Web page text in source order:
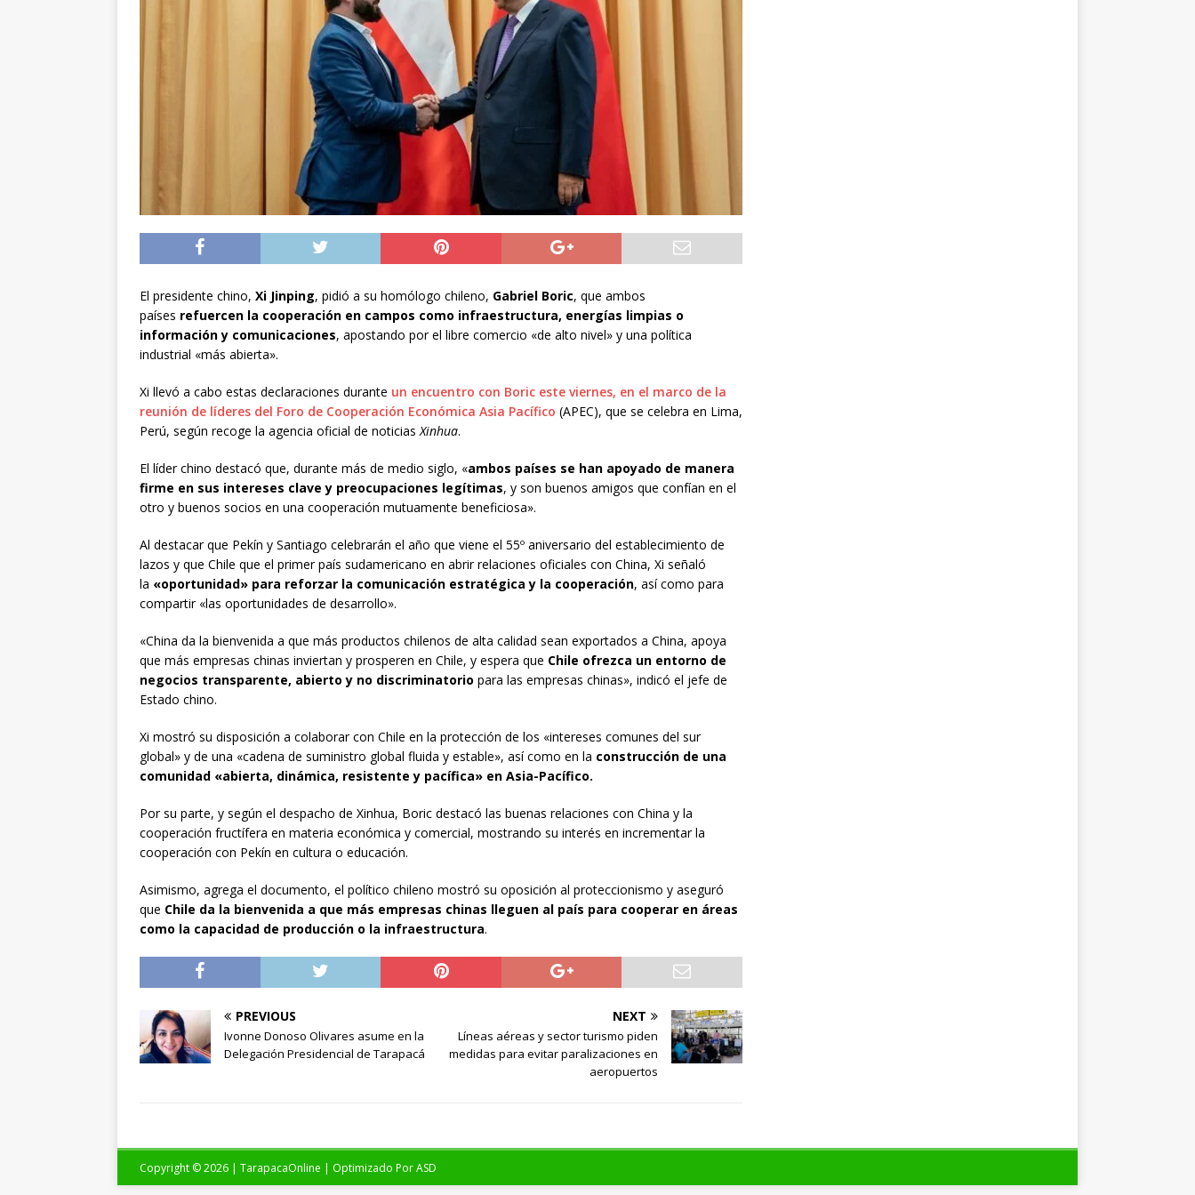
[ 04/08/2026 ] Ministros de la Unión Europea acuerdan reforzar fronteras, retornos y
sistema de alerta temprana tras la crisis en Ceuta
INTERNACIONAL
[ 04/08/2026 ] Precio del cobre alcanzó un nuevo máximo histórico
NACIONAL
[ 05/08/2026 ] Sueldos millonarios en el Gobierno: 46 funcionarios de
superintendencias ganan igual o más que el presidente Kast
DEPORTES
El presidente chino, Xi Jinping, pidió a su homólogo chileno, Gabriel Boric, que ambos
países refuercen la cooperación en campos como infraestructura, energías limpias o
información y comunicaciones, apostando por el libre comercio «de alto nivel» y una política
industrial «más abierta».
Xi llevó a cabo estas declaraciones durante un encuentro con Boric este viernes, en el marco de la
reunión de líderes del Foro de Cooperación Económica Asia Pacífico (APEC), que se celebra en Lima,
Perú, según recoge la agencia oficial de noticias Xinhua.
El líder chino destacó que, durante más de medio siglo, «ambos países se han apoyado de manera
firme en sus intereses clave y preocupaciones legítimas, y son buenos amigos que confían en el
otro y buenos socios en una cooperación mutuamente beneficiosa».
Al destacar que Pekín y Santiago celebrarán el año que viene el 55º aniversario del establecimiento de
lazos y que Chile que el primer país sudamericano en abrir relaciones oficiales con China, Xi señaló
la «oportunidad» para reforzar la comunicación estratégica y la cooperación, así como para
compartir «las oportunidades de desarrollo».
«China da la bienvenida a que más productos chilenos de alta calidad sean exportados a China, apoya
que más empresas chinas inviertan y prosperen en Chile, y espera que Chile ofrezca un entorno de
negocios transparente, abierto y no discriminatorio para las empresas chinas», indicó el jefe de
Estado chino.
Xi mostró su disposición a colaborar con Chile en la protección de los «intereses comunes del sur
global» y de una «cadena de suministro global fluida y estable», así como en la construcción de una
comunidad «abierta, dinámica, resistente y pacífica» en Asia-Pacífico.
Por su parte, y según el despacho de Xinhua, Boric destacó las buenas relaciones con China y la
cooperación fructífera en materia económica y comercial, mostrando su interés en incrementar la
cooperación con Pekín en cultura o educación.
Asimismo, agrega el documento, el político chileno mostró su oposición al proteccionismo y aseguró
que Chile da la bienvenida a que más empresas chinas lleguen al país para cooperar en áreas
como la capacidad de producción o la infraestructura.
PREVIOUS
Ivonne Donoso Olivares asume en la
Delegación Presidencial de Tarapacá
NEXT
Líneas aéreas y sector turismo piden
medidas para evitar paralizaciones en
aeropuertos
Copyright © 2026 | TarapacaOnline | Optimizado PorASD